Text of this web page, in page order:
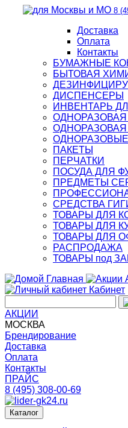
8
Доставка
Оплата
Контакты
БУМАЖНЫЕ
БЫТОВАЯ
ДИСПЕНСЕРЫ
ИНВЕНТАРЬ
ОДНОРАЗОВАЯ
ПАКЕТЫ
ПЕРЧАТКИ
ПОСУДА ДЛЯ
ПРЕДМЕТЫ
СРЕДСТВА
ТОВАРЫ ДЛЯ
ТОВАРЫ ДЛЯ
ТОВАРЫ ДЛЯ
РАСПРОДАЖА
ТОВАРЫ под
Главная
Кабинет
АКЦИИ
МОСКВА
Брендирование
Доставка
Оплата
Контакты
ПРАЙС
8 (495) 308-00-69
Каталог